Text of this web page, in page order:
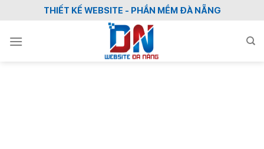
content
THIẾT KẾ WEBSITE - PHẦN MỀM ĐÀ NẴNG